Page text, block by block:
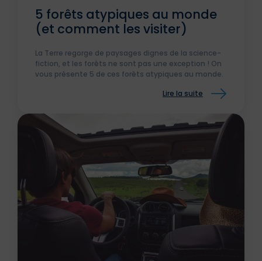
5 forêts atypiques au monde
(et comment les visiter)
La Terre regorge de paysages dignes de la science-
fiction, et les forêts ne sont pas une exception ! On
vous présente 5 de ces forêts atypiques au monde.
Lire la suite